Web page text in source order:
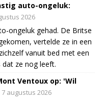
auto-ongeluk:
2026
ongeluk gehad. De Britse
vertelde ze in een
vanuit bed met een
dat ze nog leeft.
Ventoux op: 'Wil
7 augustus 2026